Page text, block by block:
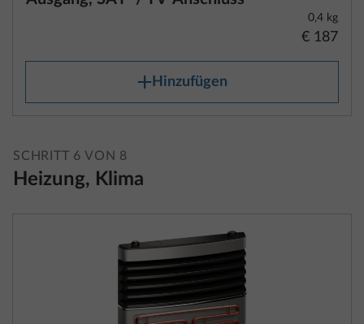
0,4 kg
€ 187
Hinzufügen
SCHRITT 6 VON 8
Heizung, Klima